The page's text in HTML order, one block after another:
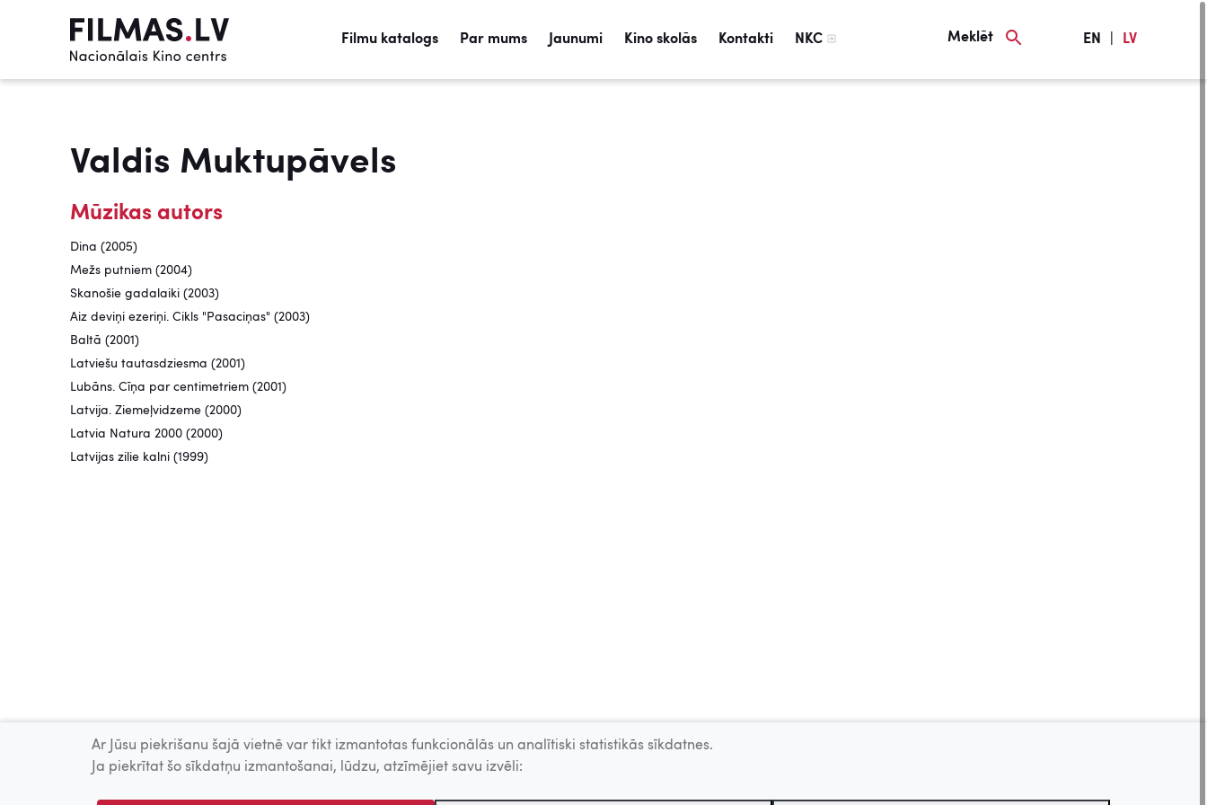
Filmu katalogs Par mums Jaunumi Kino skolās Kontakti NKC Meklēt EN LV
Valdis Muktupāvels
Mūzikas autors
Dina (2005)
Mežs putniem (2004)
Skanošie gadalaiki (2003)
Aiz deviņi ezeriņi. Cikls "Pasaciņas" (2003)
Baltā (2001)
Latviešu tautasdziesma (2001)
Lubāns. Cīņa par centimetriem (2001)
Latvija. Ziemeļvidzeme (2000)
Latvia Natura 2000 (2000)
Latvijas zilie kalni (1999)
Ar Jūsu piekrišanu šajā vietnē var tikt izmantotas funkcionālās un analītiski statistikās sīkdatnes.
Ja piekrītat šo sīkdatņu izmantošanai, lūdzu, atzīmējiet savu izvēli: